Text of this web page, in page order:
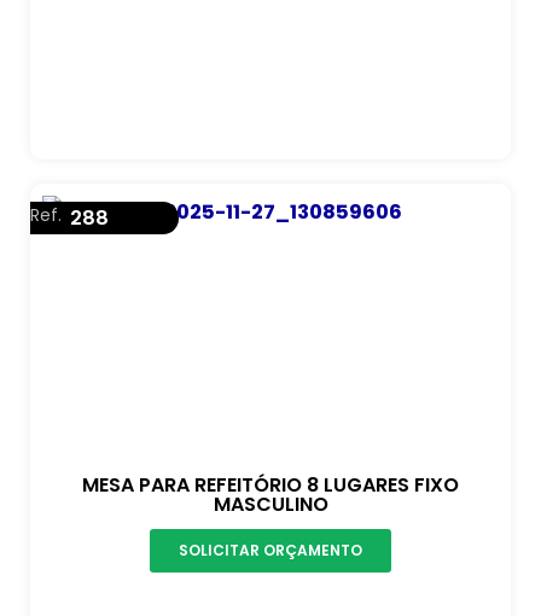
MESA PARA REFEITÓRIO 8 LUGARES FIXO
MASCULINO
Ref. 288
SOLICITAR ORÇAMENTO